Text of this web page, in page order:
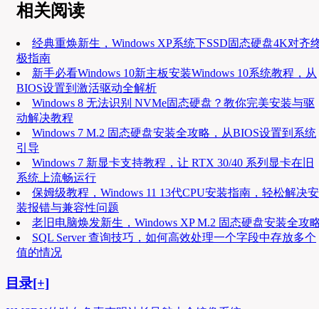
相关阅读
经典重焕新生，Windows XP系统下SSD固态硬盘4K对齐
极指南
新手必看Windows 10新主板安装Windows 10系统教程，从
BIOS设置到激活驱动全解析
Windows 8 无法识别 NVMe固态硬盘？教你完美安装与驱
动解决教程
Windows 7 M.2 固态硬盘安装全攻略，从BIOS设置到系统
引导
Windows 7 新显卡支持教程，让 RTX 30/40 系列显卡在旧
系统上流畅运行
保姆级教程，Windows 11 13代CPU安装指南，轻松解决安
装报错与兼容性问题
老旧电脑焕发新生，Windows XP M.2 固态硬盘安装全攻
SQL Server 查询技巧，如何高效处理一个字段中存放多个
值的情况
目录[+]